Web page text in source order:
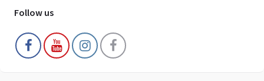
Follow us